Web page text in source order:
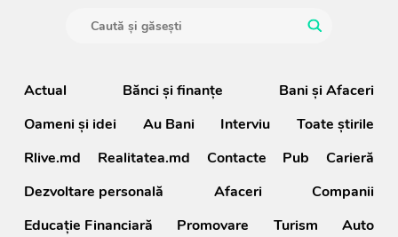
Actual Bănci şi finanţe
Bani și Afaceri
Oameni şi idei
Au Bani Interviu
Toate știrile
Rlive.md
Realitatea.md Contacte Pub
Carieră
Dezvoltare personală
Afaceri
Companii
Educație Financiară
Promovare Turism
Auto